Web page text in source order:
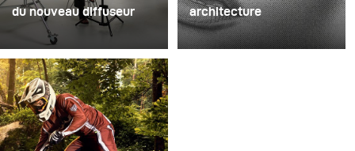
du nouveau diffuseur
Certaines séances photo
servent à tester des
idées. D'autres servent à
tester du matériel. Cette
séance a été les deux à
la fois. Récemment, j'ai
architecture
Pour ce projet, nous